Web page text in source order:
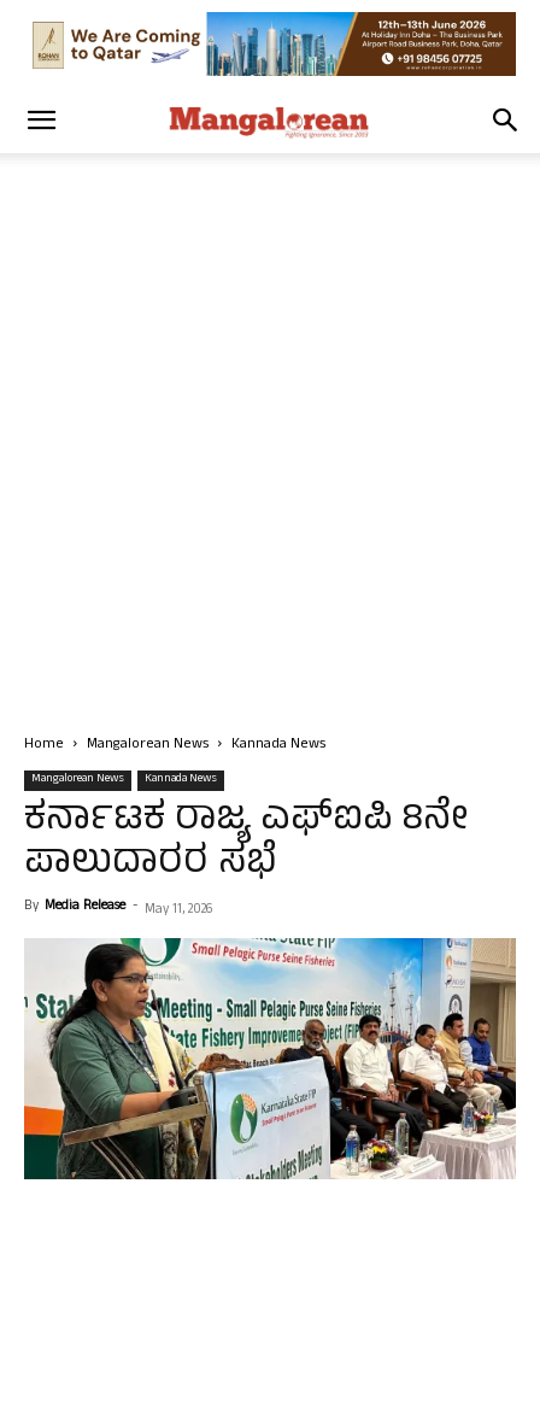
Home Mangalorean News Kannada News
Mangalorean News Kannada News
ಕರ್ನಾಟಕ ರಾಜ್ಯ ಎಫ್‌ಐಪಿ 8ನೇ
ಪಾಲುದಾರರ ಸಭೆ
By Media Release - May 11, 2026